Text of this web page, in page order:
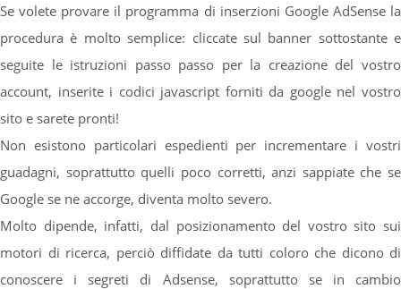
Se volete provare il programma di inserzioni Google AdSense la
procedura è molto semplice: cliccate sul banner sottostante e
seguite le istruzioni passo passo per la creazione del vostro
account, inserite i codici javascript forniti da google nel vostro
sito e sarete pronti!
Non esistono particolari espedienti per incrementare i vostri
guadagni, soprattutto quelli poco corretti, anzi sappiate che se
Google se ne accorge, diventa molto severo.
Molto dipende, infatti, dal posizionamento del vostro sito sui
motori di ricerca, perciò diffidate da tutti coloro che dicono di
conoscere i segreti di Adsense, soprattutto se in cambio